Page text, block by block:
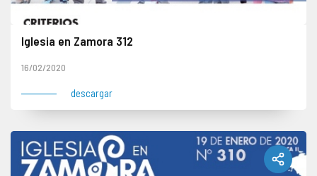
Iglesia en Zamora 312
16/02/2020
descargar